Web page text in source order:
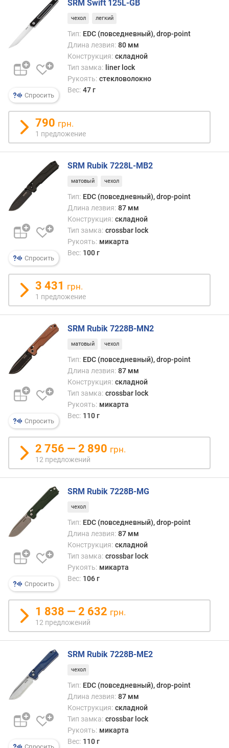
Спросить
SRM Swift 125L-GB
чехол легкий
Тип: EDC (повседневный), drop-point
Длина лезвия: 80 мм
Конструкция: складной
Тип замка: liner lock
Рукоять: стекловолокно
Вес: 47 г
790 грн.
1 предложение
Спросить
SRM Rubik 7228L-MB2
матовый чехол
Тип: EDC (повседневный), drop-point
Длина лезвия: 87 мм
Конструкция: складной
Тип замка: crossbar lock
Рукоять: микарта
Вес: 100 г
3 431 грн.
1 предложение
Спросить
SRM Rubik 7228B-MN2
матовый чехол
Тип: EDC (повседневный), drop-point
Длина лезвия: 87 мм
Конструкция: складной
Тип замка: crossbar lock
Рукоять: микарта
Вес: 110 г
2 756 — 2 890 грн.
12 предложений
Спросить
SRM Rubik 7228B-MG
чехол
Тип: EDC (повседневный), drop-point
Длина лезвия: 87 мм
Конструкция: складной
Тип замка: crossbar lock
Рукоять: микарта
Вес: 106 г
1 838 — 2 632 грн.
12 предложений
SRM Rubik 7228B-ME2
чехол
Тип: EDC (повседневный), drop-point
Длина лезвия: 87 мм
Конструкция: складной
Тип замка: crossbar lock
Рукоять: микарта
Вес: 110 г